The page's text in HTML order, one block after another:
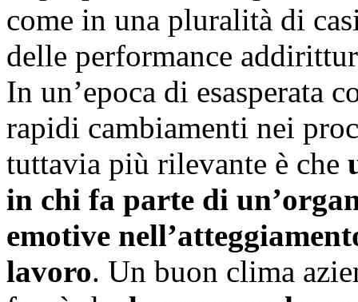
come in una pluralità di
delle performance
In un’epoca di esasperata
rapidi cambiamenti nei
tuttavia più rilevante è che
in chi fa parte di
emotive
lavoro. Un buon clima